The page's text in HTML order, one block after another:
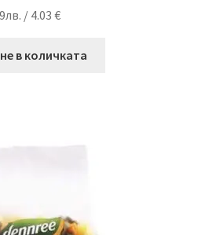
лв. / 4.03 €
в количката